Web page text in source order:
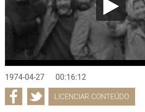
1974-04-27 00:16:12
LICENCIAR CONTEÚDO